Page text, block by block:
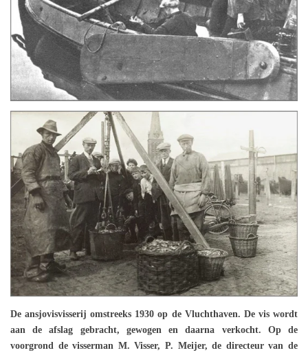
De ansjovisvisserij omstreeks 1930 op de Vluchthaven. De vis wordt
aan de afslag gebracht, gewogen en daarna verkocht. Op de
voorgrond de visserman M. Visser, P. Meijer, de directeur van de